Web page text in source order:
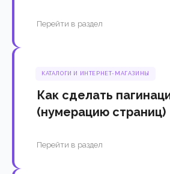
Перейти в раздел
КАТАЛОГИ И ИНТЕРНЕТ-МАГАЗИНЫ
Как сделать
(нумерацию страниц)
Перейти в раздел